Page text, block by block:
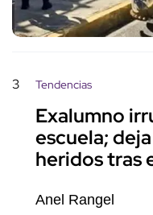
3 Tendencias
Exalumno
escuela;
heridos tras
Anel Rangel